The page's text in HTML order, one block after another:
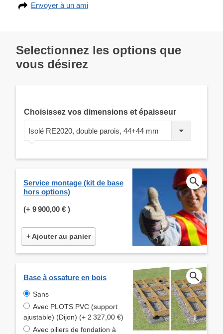
Envoyer à un ami
Selectionnez les options que
vous désirez
Choisissez vos dimensions et épaisseur
Isolé RE2020, double parois, 44+44 mm
Service montage (kit de base
hors options)
(+ 9 900,00 € )
+ Ajouter au panier
Base à ossature en bois
Sans
Avec PLOTS PVC (support
ajustable) (Dijon) (+ 2 327,00 €)
Avec piliers de fondation à